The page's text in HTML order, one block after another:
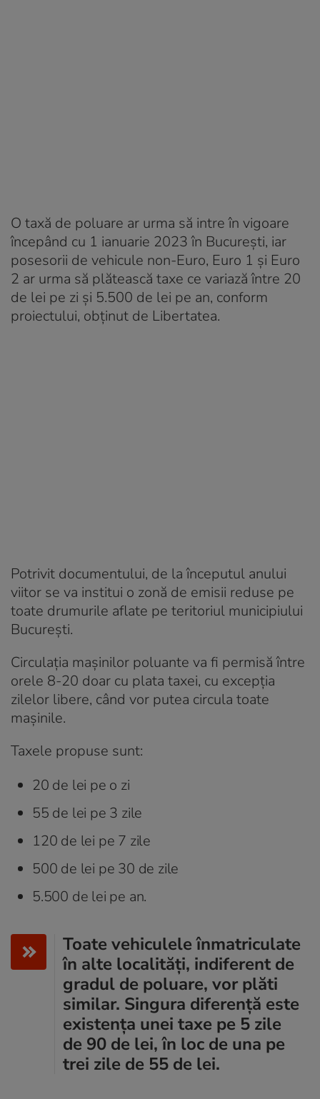
O taxă de poluare ar urma să intre în vigoare
începând cu 1 ianuarie 2023 în București, iar
posesorii de vehicule non-Euro, Euro 1 și Euro
2 ar urma să plătească taxe ce variază între 20
de lei pe zi și 5.500 de lei pe an, conform
proiectului, obținut de Libertatea.
Potrivit documentului, de la începutul anului
viitor se va institui o zonă de emisii reduse pe
toate drumurile aflate pe teritoriul municipiului
București.
Circulația mașinilor poluante va fi permisă între
orele 8-20 doar cu plata taxei, cu excepția
zilelor libere, când vor putea circula toate
mașinile.
Taxele propuse sunt:
20 de lei pe o zi
55 de lei pe 3 zile
120 de lei pe 7 zile
500 de lei pe 30 de zile
5.500 de lei pe an.
Toate vehiculele înmatriculate
în alte localități, indiferent de
gradul de poluare, vor plăti
similar. Singura diferență este
existența unei taxe pe 5 zile
de 90 de lei, în loc de una pe
trei zile de 55 de lei.